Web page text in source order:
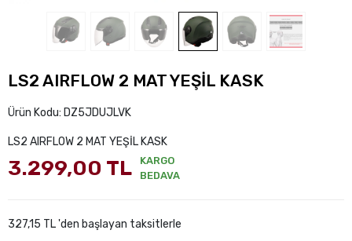
LS2 AIRFLOW 2 MAT YEŞİL KASK
Ürün Kodu: DZ5JDUJLVK
LS2 AIRFLOW 2 MAT YEŞİL KASK
3.299,00 TL
KARGO
BEDAVA
327,15 TL 'den başlayan taksitlerle